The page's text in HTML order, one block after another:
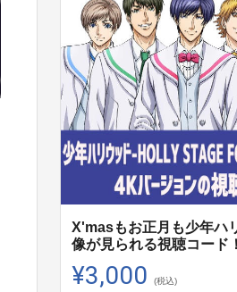
X'masもお正月も少年ハ
像が見られる視聴コード！
¥3,000 (税込)